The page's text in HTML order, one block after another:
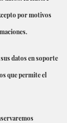
por motivos
datos en soporte
que permite el